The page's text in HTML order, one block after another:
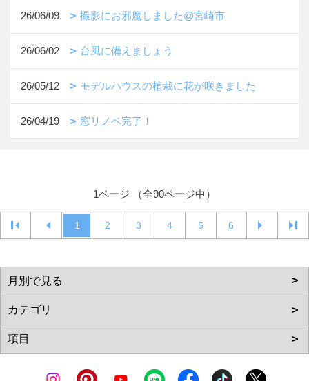
26/06/09 撮影にお邪魔しました@宮崎市
26/06/02 台風に備えましょう
26/05/12 モデルハウスの植栽に花が咲きました
26/04/19 窓リノベ完了！
1ページ （全90ページ中）
1 2 3 4 5 6